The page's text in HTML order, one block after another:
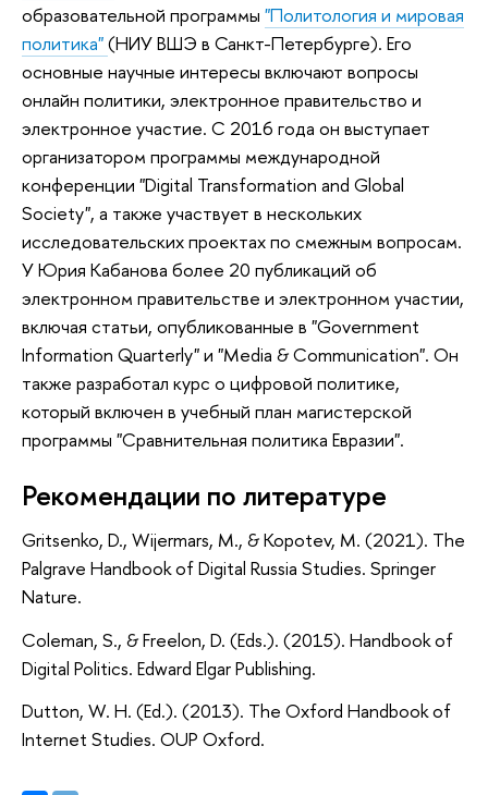
образовательной программы "Политология и мировая
политика"(НИУ ВШЭ в Санкт-Петербурге). Его
основные научные интересы включают вопросы
онлайн политики, электронное правительство и
электронное участие. С 2016 года он выступает
организатором программы международной
конференции "Digital Transformation and Global
Society", а также участвует в нескольких
исследовательских проектах по смежным вопросам.
У Юрия Кабанова более 20 публикаций об
электронном правительстве и электронном участии,
включая статьи, опубликованные в "Government
Information Quarterly" и "Media & Communication". Он
также разработал курс о цифровой политике,
который включен в учебный план магистерской
программы "Сравнительная политика Евразии".
Рекомендации по литературе
Gritsenko, D., Wijermars, M., & Kopotev, M. (2021). The
Palgrave Handbook of Digital Russia Studies. Springer
Nature.
Coleman, S., & Freelon, D. (Eds.). (2015). Handbook of
Digital Politics. Edward Elgar Publishing.
Dutton, W. H. (Ed.). (2013). The Oxford Handbook of
Internet Studies. OUP Oxford.